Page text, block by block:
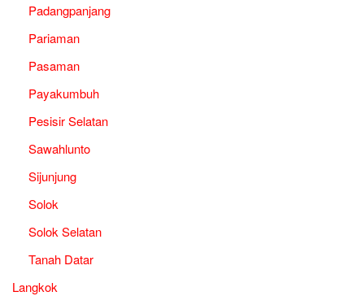
Padangpanjang
Pariaman
Pasaman
Payakumbuh
Pesisir Selatan
Sawahlunto
Sijunjung
Solok
Solok Selatan
Tanah Datar
Langkok